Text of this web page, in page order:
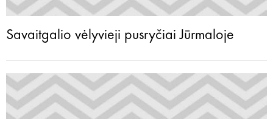
Savaitgalio vėlyvieji pusryčiai Jūrmaloje